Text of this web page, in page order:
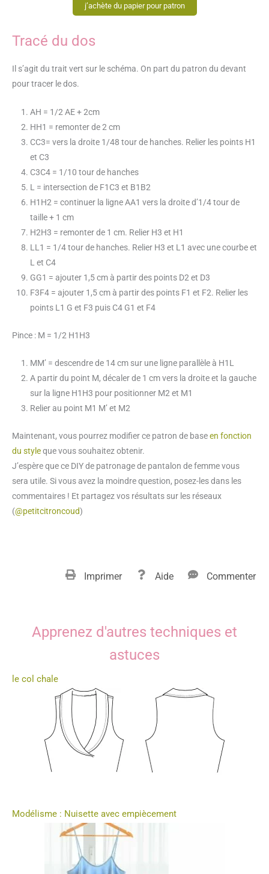
j’achète du papier pour patron
Tracé du dos
Il s’agit du trait vert sur le schéma. On part du patron du devant
pour tracer le dos.
AH = 1/2 AE + 2cm
HH1 = remonter de 2 cm
CC3= vers la droite 1/48 tour de hanches. Relier les points H1
et C3
C3C4 = 1/10 tour de hanches
L = intersection de F1C3 et B1B2
H1H2 = continuer la ligne AA1 vers la droite d’1/4 tour de
taille + 1 cm
H2H3 = remonter de 1 cm. Relier H3 et H1
LL1 = 1/4 tour de hanches. Relier H3 et L1 avec une courbe et
L et C4
GG1 = ajouter 1,5 cm à partir des points D2 et D3
F3F4 = ajouter 1,5 cm à partir des points F1 et F2. Relier les
points L1 G et F3 puis C4 G1 et F4
Pince : M = 1/2 H1H3
MM’ = descendre de 14 cm sur une ligne parallèle à H1L
A partir du point M, décaler de 1 cm vers la droite et la gauche
sur la ligne H1H3 pour positionner M2 et M1
Relier au point M1 M’ et M2
Maintenant, vous pourrez modifier ce patron de baseen fonction
du styleque vous souhaitez obtenir.
J’espère que ce DIY de patronage de pantalon de femme vous
sera utile. Si vous avez la moindre question, posez-les dans les
commentaires ! Et partagez vos résultats sur les réseaux
(@petitcitroncoud)
Imprimer Aide Commenter
Apprenez d'autres techniques et
astuces
le col chale
Modélisme : Nuisette avec empiècement